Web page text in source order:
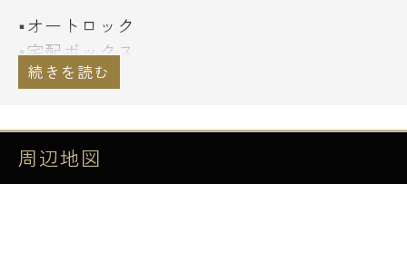
■オートロック
■宅配ボックス
■防犯カメラ
■全戸トランクルーム付き
■TVモニター付インターホン
周辺地図